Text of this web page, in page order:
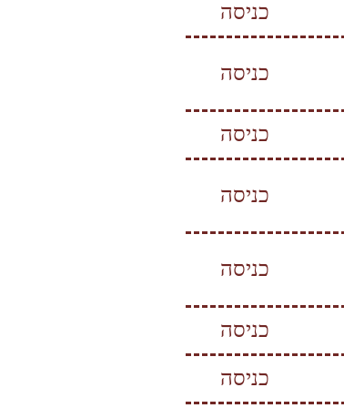
כניסה
כניסה
כניסה
כניסה
כניסה
כניסה
כניסה